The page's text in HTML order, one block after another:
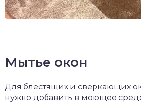
Мытье окон
Для блестящих и сверкающих
нужно добавить в моющее